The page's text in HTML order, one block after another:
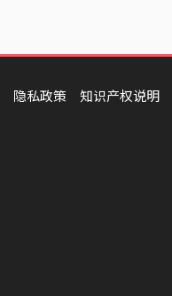
隐私政策 知识产权说明